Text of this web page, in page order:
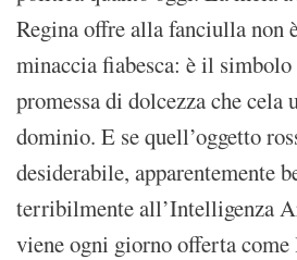
Regina offre alla fanciulla non
minaccia fiabesca: è il
promessa di dolcezza che cela
dominio. E se quell’oggetto
desiderabile, apparentemente
terribilmente all’Intelligenza
viene ogni giorno offerta come